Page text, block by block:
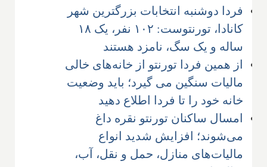
فردا دوشنبه انتخابات بزرگترین شهر
کانادا، تورنتوست: ۱۰۲ نفر، یک ۱۸
ساله و یک سگ، نامزد هستند
از همین فردا تورنتو از خانه‌های خالی
مالیات سنگین می گیرد؛ باید وضعیت
خانه خود را تا فردا اطلاع دهید
امسال ساکنان تورنتو نقره داغ
می‌شوند؛ افزایش شدید انواع
مالیات‌های منازل، حمل و نقل، آب،